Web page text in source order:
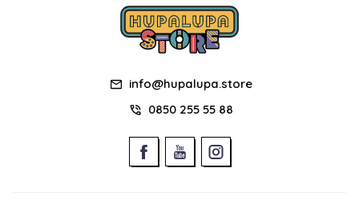
info@hupalupa.store
0850 255 55 88